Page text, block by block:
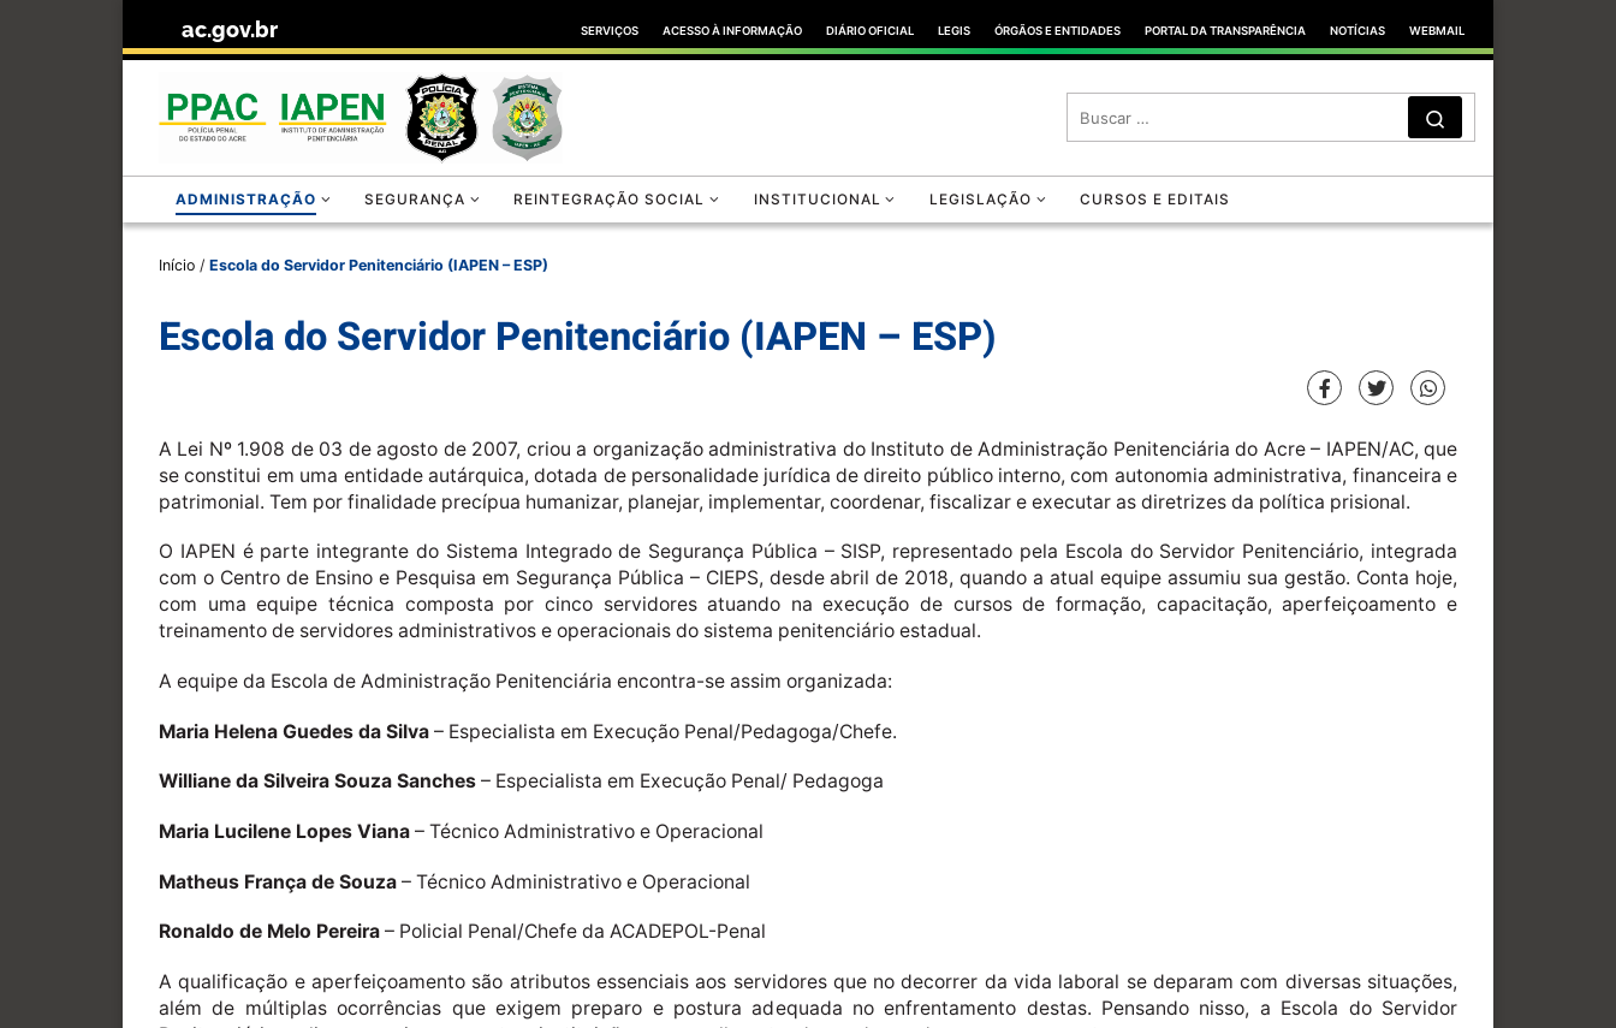
ac.gov.br SERVIÇOS ACESSO À INFORMAÇÃO DIÁRIO OFICIAL LEGIS ÓRGÃOS E ENTIDADES PORTAL DA TRANSPARÊNCIA NOTÍCIAS WEBMAIL
SEARCH
ADMINISTRAÇÃO SEGURANÇA REINTEGRAÇÃO SOCIAL INSTITUCIONAL LEGISLAÇÃO CURSOS E EDITAIS
Início / Escola do Servidor Penitenciário (IAPEN – ESP)
Escola do Servidor Penitenciário (IAPEN – ESP)
A Lei Nº 1.908 de 03 de agosto de 2007, criou a organização administrativa do Instituto de Administração Penitenciária do Acre – IAPEN/AC, que
se constitui em uma entidade autárquica, dotada de personalidade jurídica de direito público interno, com autonomia administrativa, financeira e
patrimonial. Tem por finalidade precípua humanizar, planejar, implementar, coordenar, fiscalizar e executar as diretrizes da política prisional.
O IAPEN é parte integrante do Sistema Integrado de Segurança Pública – SISP, representado pela Escola do Servidor Penitenciário, integrada
com o Centro de Ensino e Pesquisa em Segurança Pública – CIEPS, desde abril de 2018, quando a atual equipe assumiu sua gestão. Conta hoje,
com uma equipe técnica composta por cinco servidores atuando na execução de cursos de formação, capacitação, aperfeiçoamento e
treinamento de servidores administrativos e operacionais do sistema penitenciário estadual.
A equipe da Escola de Administração Penitenciária encontra-se assim organizada:
Maria Helena Guedes da Silva – Especialista em Execução Penal/Pedagoga/Chefe.
Williane da Silveira Souza Sanches – Especialista em Execução Penal/ Pedagoga
Maria Lucilene Lopes Viana – Técnico Administrativo e Operacional
Matheus França de Souza – Técnico Administrativo e Operacional
Ronaldo de Melo Pereira – Policial Penal/Chefe da ACADEPOL-Penal
A qualificação e aperfeiçoamento são atributos essenciais aos servidores que no decorrer da vida laboral se deparam com diversas situações,
além de múltiplas ocorrências que exigem preparo e postura adequada no enfrentamento destas. Pensando nisso, a Escola do Servidor